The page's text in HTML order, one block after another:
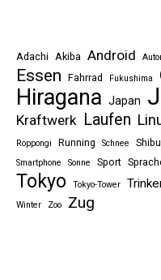
Adachi Akiba Android
Essen Fahrrad Fukushima
Hiragana Japan
Kraftwerk Laufen
Roppongi
Running Schnee
Smartphone Sonne Sport
Tokyo Tokyo-Tower
Winter Zoo Zug